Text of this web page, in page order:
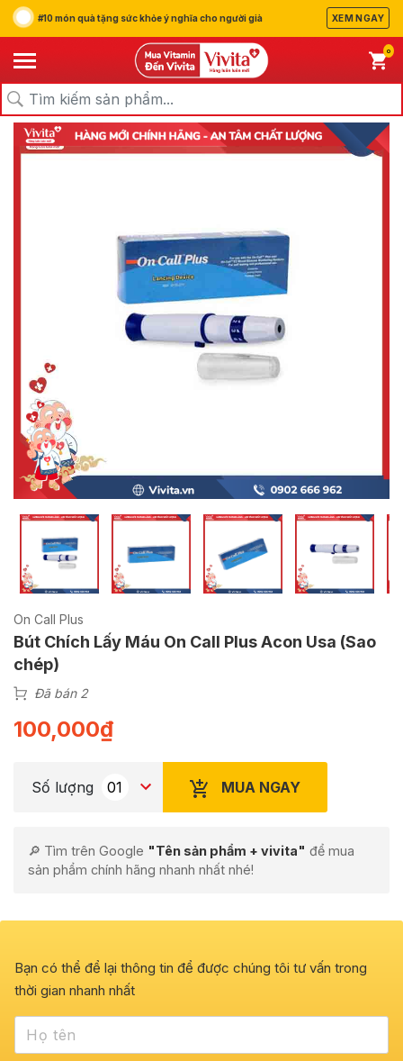
#10 món quà tặng sức khỏe ý nghĩa cho người già XEM NGAY
0
Trang chủ/Sản Phẩm/Thiết Bị Y Tế
On Call Plus
Bút Chích Lấy Máu On Call Plus Acon Usa (Sao
chép)
Đã bán 2
100,000₫
Số lượng MUA NGAY
🔎 Tìm trên Google "Tên sản phẩm + vivita" để mua
sản phẩm chính hãng nhanh nhất nhé!
Bạn có thể để lại thông tin để được chúng tôi tư vấn trong
thời gian nhanh nhất